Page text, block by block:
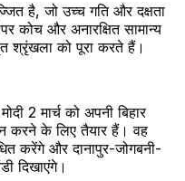
है, जो उच्च गति और दक्षता
कोच और अनारक्षित सामान्य
श्रृंखला को पूरा करते हैं।
2 मार्च को अपनी बिहार
करने के लिए तैयार हैं। वह
करेंगे और दानापुर-जोगबनी-
दिखाएंगे।